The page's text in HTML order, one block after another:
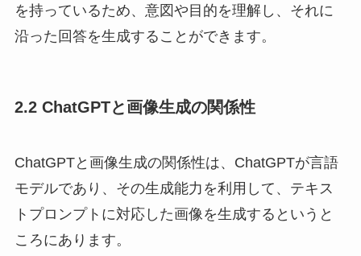
を持っているため、意図や目的を理解し、それに
沿った回答を生成することができます。
2.2 ChatGPTと画像生成の関係性
ChatGPTと画像生成の関係性は、ChatGPTが言語
モデルであり、その生成能力を利用して、テキス
トプロンプトに対応した画像を生成するというと
ころにあります。